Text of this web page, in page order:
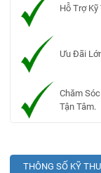
Hỗ Trợ
Ưu Đãi
Chăm
Tận Tâm.
THÔNG SỐ KỸ